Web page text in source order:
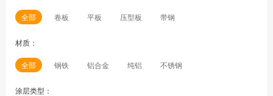
全部 卷板 平板 压型板 带钢
材质：
全部 钢铁 铝合金 纯铝 不锈钢
涂层类型：